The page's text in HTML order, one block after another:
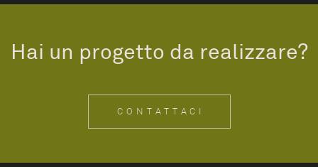
Hai un progetto da realizzare?
CONTATTACI